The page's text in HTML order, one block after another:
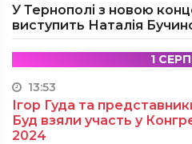
У Тернополі з новою
виступить Наталія
1
13:53
Ігор Гуда та
Буд взяли участь у
2024